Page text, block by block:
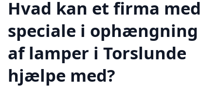
Hvad kan et firma med
speciale i ophængning
af lamper i Torslunde
hjælpe med?